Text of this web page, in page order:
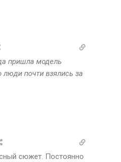
пришла модель
люди почти взялись за
сюжет. Постоянно